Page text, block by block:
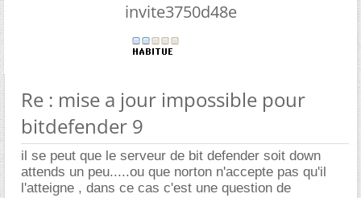
invite3750d48e
Re : mise a jour impossible pour
bitdefender 9
il se peut que le serveur de bit defender soit down
attends un peu.....ou que norton n'accepte pas qu'il
l'atteigne , dans ce cas c'est une question de